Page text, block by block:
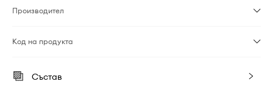
Производител
Код на продукта
Състав